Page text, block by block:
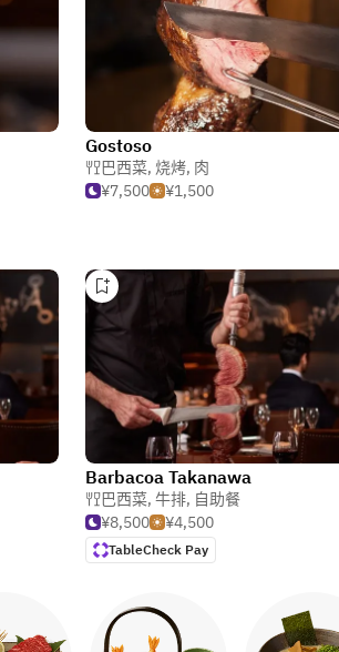
Gostoso
巴西菜, 烧烤, 肉
¥7,500
¥1,500
Barbacoa Takanawa
巴西菜, 牛排, 自助餐
¥8,500
¥4,500
TableCheck Pay